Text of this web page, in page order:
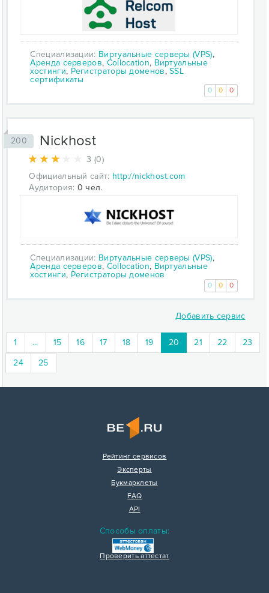
Специализации: Виртуальные серверы (VPS),
Аренда серверов, Collocation, Виртуальные
хостинги, Регистраторы доменов,SSL
сертификаты
0 0 0
200 Nickhost
3 (0)
Официальный сайт: http://nickhost.com
Аудитория: 0 чел.
Специализации: Виртуальные серверы (VPS),
Аренда серверов, Collocation, Виртуальные
хостинги, Регистраторы доменов
0 0 0
Добавить сервис
1 ... 15 16 17 18 19 20 (current)
21 22
23
24
25
Рейтинг сервисов
Эксперты
Букмарклеты
FAQ
API
Способы оплаты:
Проверить аттестат